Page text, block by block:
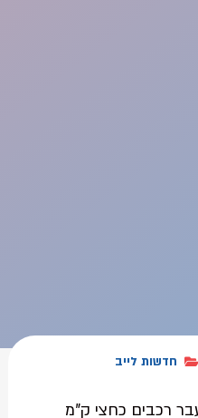
חדשות לייב
רכבים כחצי ק"מ